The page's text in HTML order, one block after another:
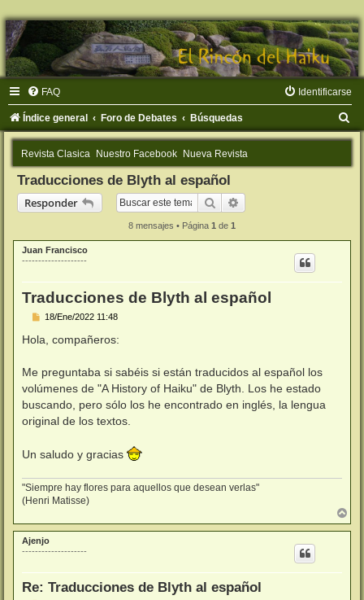
FAQ Identificarse
Índice general Foro de Debates Búsquedas
u
Revista Clasica Nuestro Facebook Nueva Revista
Traducciones de Blyth al español
Responder
Buscar
8 mensajes • Página 1 de 1
Juan Francisco
--------------------
Traducciones de Blyth al español
M
n
j
e
18/Ene/2022 11:48
Hola, compañeros:
Me preguntaba si sabéis si están traducidos al español los
volúmenes de "A History of Haiku" de Blyth. Los he estado
buscando, pero sólo los he encontrado en inglés, la lengua
original de los textos.
Un saludo y gracias
"Siempre hay flores para aquellos que desean verlas"
(Henri Matisse)
r
r
Ajenjo
--------------------
Re: Traducciones de Blyth al español